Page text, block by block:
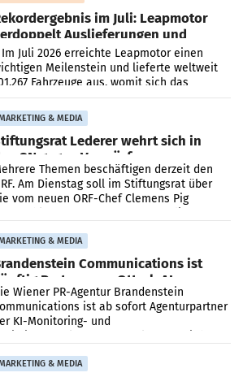
im Juli: Leapmotor
Auslieferungen und
die 100.000er-Marke
Im Juli 2026 erreichte Leapmotor einen
Meilenstein und lieferte weltweit
Fahrzeuge aus, womit sich das
gegenüber Juli 2025 mehr als
(+102
& MEDIA
Lederer wehrt sich in
SN gegen Vorwürfe
Themen beschäftigen derzeit den
Am Dienstag soll im Stiftungsrat über
vom neuen ORF-Chef Clemens Pig
& MEDIA
Communications ist
Partner von OtterlyAI
Wiener PR-Agentur Brandenstein
ist ab sofort Agenturpartner
KI-Monitoring- und
& MEDIA